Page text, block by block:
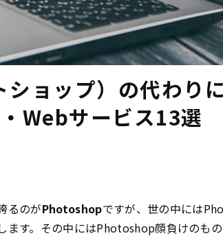
ョップ）の代わり
Webサービス13選
るのがPhotoshopですが、世の中には
す。その中にはPhotoshop顔負けのもの